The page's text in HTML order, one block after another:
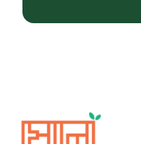
Sholo Magazine